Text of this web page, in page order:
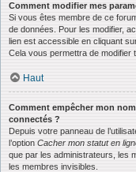
Comment modifier mes
Si vous êtes membre de ce
de données. Pour les modifier,
lien est accessible en cliquant
Cela vous permettra de modifier
Haut
Comment empêcher mon
connectés ?
Depuis votre panneau de
l’option Cacher mon statut en
que par les administrateurs, les
les membres invisibles.